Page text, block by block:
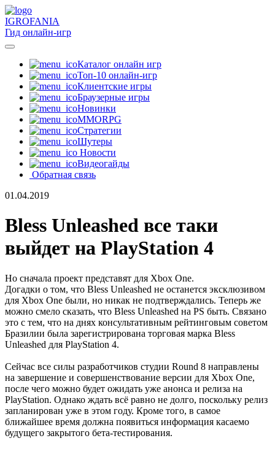
IGROFANIA
Гид онлайн-игр
Каталог онлайн игр
Топ-10 онлайн-игр
Клиентские игры
Браузерные игры
Новинки
MMORPG
Стратегии
Шутеры
Новости
Видеогайды
Обратная связь
01.04.2019
Bless Unleashed все таки
выйдет на PlayStation 4
Но сначала проект представят для Xbox One.
Догадки о том, что Bless Unleashed не останется эксклюзивом
для Xbox One были, но никак не подтверждались. Теперь же
можно смело сказать, что Bless Unleashed на PS быть. Связано
это с тем, что на днях консультативным рейтинговым советом
Бразилии была зарегистрирована торговая марка Bless
Unleashed для PlayStation 4.
Сейчас все силы разработчиков студии Round 8 направлены
на завершение и совершенствование версии для Xbox One,
после чего можно будет ожидать уже анонса и релиза на
PlayStation. Однако ждать всё равно не долго, поскольку релиз
запланирован уже в этом году. Кроме того, в самое
ближайшее время должна появиться информация касаемо
будущего закрытого бета-тестирования.